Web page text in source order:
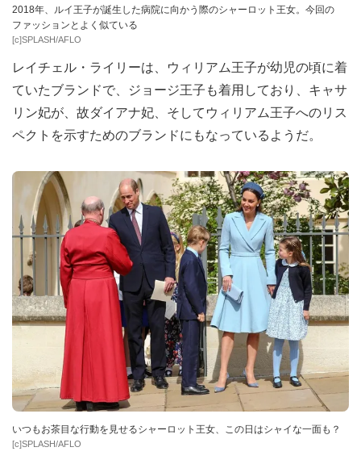
2018年、ルイ王子が誕生した病院に向かう際のシャーロット王女。今回の
ファッションとよく似ている
[c]SPLASH/AFLO
レイチェル・ライリーは、ウィリアム王子が幼児の頃に着
ていたブランドで、ジョージ王子も着用しており、キャサ
リン妃が、故ダイアナ妃、そしてウィリアム王子へのリス
ペクトを示すためのブランドにもなっているようだ。
いつもお茶目な行動を見せるシャーロット王女、この日はシャイな一面も？
[c]SPLASH/AFLO